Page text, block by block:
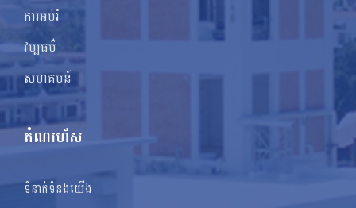
ការអប់រំ
វប្បធម៌
សហគមន៍
តំណរហ័ស
ទំនាក់ទំនងយើង